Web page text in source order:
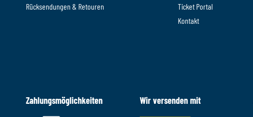
Rücksendungen & Retouren
Ticket Portal
Kontakt
Zahlungsmöglichkeiten Wir versenden mit